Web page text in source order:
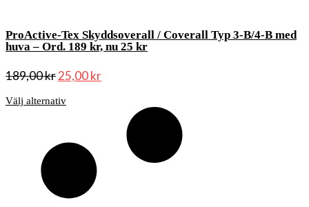
ProActive-Tex Skyddsoverall / Coverall Typ 3-B/4-B med
huva – Ord. 189 kr, nu 25 kr
189,00kr25,00kr
Välj alternativ